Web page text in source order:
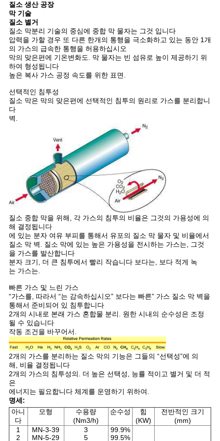
견
적
요
청
NEWS
맵
개
인
정
보
보
호
정
책
질소 생산 공장
막 기술
질소 별거
질소 막분리 기술의 중심에 중합 막 물자는 그것 입니다
압력을 가할 경우 또 다른 한개의 통행을 극소화하고 있는 동안 1개
의 가스의 급속한 통행을 허용하십시오
막의 맞은편에 기온변화도. 막 물자는 빈 섬유로 높이 제공하기 위
하여 형성됩니다
높은 복사 가스 공정 속도를 위한 표면.
선택적인 침투성
질소 막은 막의 맞은편에 선택적인 침투의 원리로 가스를 분리합니
다
벽.
질소 중합 막을 위해, 각 가스의 침투의 비율은 그것의 가용성에 의
해 결정됩니다
에 있는 분자 여유 부피를 통해서 유포의 질소 막 물자 및 비율에서
질소 막 벽. 질소 막에 있는 높은 가용성을 전시하는 가스는, 그것
을 가스를 발산합니다
분자 크기, 더 큰 침투에서 빨리 작습니다 보다는, 보다 적게 녹
는 가스는.
빠른 가스 및 느린 가스
“가스를, 따라서 “는 감속하십시오” 보다는 빠른” 가스 질소 막 벽을
통해서 준비되어 있 침투합니다
2개의 시내로 본래 가스 혼합물 분리. 원한 시내의 순수성은 조정
될 수 있습니다
작동 조건을 바꾸어서.
2개의 가스를 분리하는 질소 막의 기능은 그들의 “선택성”에 의
해, 비율 결정됩니다
2개의 가스의 침투성의. 더 높은 선택성, 능률 적이고 별거 및 더 적
은
에너지는 필요합니다 체계를 운영하기 위하여.
명세:
아니
다
모형
수용량
(Nm3/h)
순수성
힘
(KW)
전반적인 크기
(mm)
1
2
MN-3-39
MN-5-29
3
5
99.9%
99.5%